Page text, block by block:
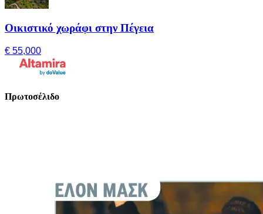
Οικιστικό χωράφι στην Πέγεια
€ 55,000
Πρωτοσέλιδο